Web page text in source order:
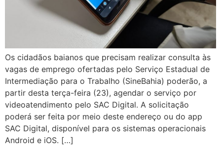
Os cidadãos baianos que precisam realizar consulta às
vagas de emprego ofertadas pelo Serviço Estadual de
Intermediação para o Trabalho (SineBahia) poderão, a
partir desta terça-feira (23), agendar o serviço por
videoatendimento pelo SAC Digital. A solicitação
poderá ser feita por meio deste endereço ou do app
SAC Digital, disponível para os sistemas operacionais
Android e iOS. […]